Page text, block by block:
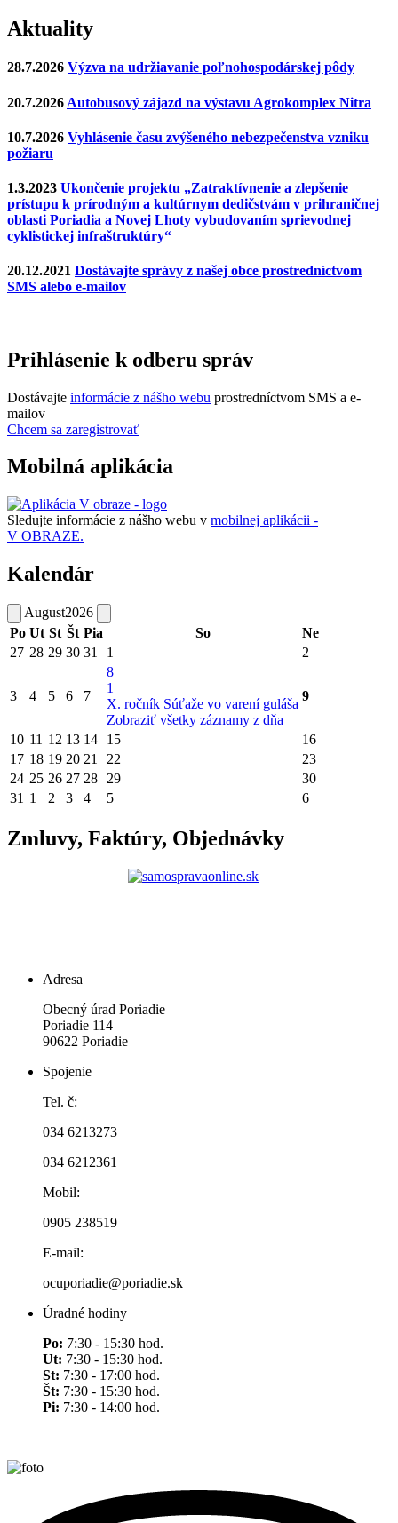
Aktuality
28.7.2026 Výzva na udržiavanie poľnohospodárskej pôdy
20.7.2026 Autobusový zájazd na výstavu Agrokomplex Nitra
10.7.2026 Vyhlásenie času zvýšeného nebezpečenstva vzniku
požiaru
1.3.2023 Ukončenie projektu „Zatraktívnenie a zlepšenie
prístupu k prírodným a kultúrnym dedičstvám v prihraničnej
oblasti Poriadia a Novej Lhoty vybudovaním sprievodnej
cyklistickej infraštruktúry“
20.12.2021 Dostávajte správy z našej obce prostredníctvom
SMS alebo e-mailov
Prihlásenie k odberu správ
Dostávajte informácie z nášho webu prostredníctvom SMS a e-
mailov
Chcem sa zaregistrovať
Mobilná aplikácia
Sledujte informácie z nášho webu v mobilnej aplikácii -
V OBRAZE.
Kalendár
August2026
Po Ut St Št Pia So
Ne
27 28 29 30 31 1 2
3 4 5 6 7
8
1
X. ročník Súťaže vo varení guláša
Zobraziť všetky záznamy z dňa
9
10 11 12 13 14 15
16
17 18 19 20 21 22
23
24 25 26 27 28 29
30
31 1 2 3 4 5 6
Zmluvy, Faktúry, Objednávky
Adresa
Obecný úrad Poriadie
Poriadie 114
90622 Poriadie
Spojenie
Tel. č:
034 6213273
034 6212361
Mobil:
0905 238519
E-mail:
ocuporiadie@poriadie.sk
Úradné hodiny
Po: 7:30 - 15:30 hod.
Ut: 7:30 - 15:30 hod.
St: 7:30 - 17:00 hod.
Št: 7:30 - 15:30 hod.
Pi: 7:30 - 14:00 hod.